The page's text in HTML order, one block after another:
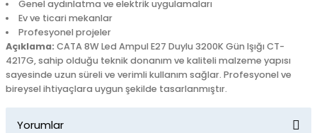
Genel aydınlatma ve elektrik uygulamaları
Ev ve ticari mekanlar
Profesyonel projeler
Açıklama: CATA 8W Led Ampul E27 Duylu 3200K Gün Işığı CT-
4217G, sahip olduğu teknik donanım ve kaliteli malzeme yapısı
sayesinde uzun süreli ve verimli kullanım sağlar. Profesyonel ve
bireysel ihtiyaçlara uygun şekilde tasarlanmıştır.
Yorumlar